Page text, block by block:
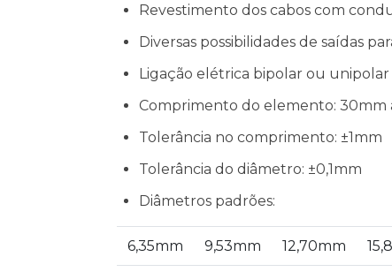
Revestimento dos cabos com
Diversas possibilidades de saídas
Ligação elétrica bipolar ou unipolar
Comprimento do elemento: 30mm
Tolerância no comprimento: ±1mm
Tolerância do diâmetro: ±0,1mm
Diâmetros padrões:
6,35mm 9,53mm 12,70mm